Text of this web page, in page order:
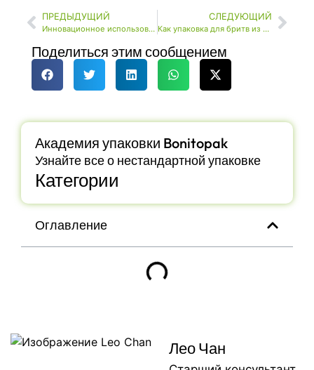
ПРЕДЫДУЩИЙ
Инновационное использование упаковки из плодов сахарного тростника в пищевом секторе
СЛЕДУЮЩИЙ
Как упаковка для бритв из формованной целлюлозы защищает и способствует устойчивому развитию?
Поделиться этим сообщением
Академия упаковки Bonitopak
Узнайте все о нестандартной упаковке
Категории
Оглавление
Лео Чан